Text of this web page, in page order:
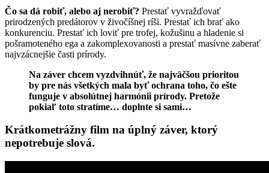
Čo sa dá robiť, alebo aj nerobiť? Prestať vyvražďovať
prirodzených predátorov v živočíšnej ríši. Prestať ich brať ako
konkurenciu. Prestať ich loviť pre trofej, kožušinu a hladenie si
pošramoteného ega a zakomplexovanosti a prestať masívne zaberať
najvzácnejšie časti prírody.
Na záver chcem vyzdvihnúť, že najväčšou prioritou
by pre nás všetkých mala byť ochrana toho, čo ešte
funguje v absolútnej harmónii prírody. Pretože
pokiaľ toto stratíme… doplnte si sami…
Krátkometrážny film na úplný záver, ktorý
nepotrebuje slová.